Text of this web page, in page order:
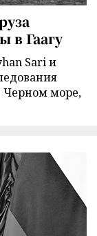
в Гаагу
Sari и
Черном море,